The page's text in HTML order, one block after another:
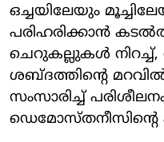
ഒച്ചയിലേയും
പരിഹരിക്കാന്‍
ചെറുകല്ലുകള്‍ നിറച്ച്,
ശബ്ദത്തിന്റെ
സംസാരിച്ച്
ഡെമോസ്തനീസിന്റെ